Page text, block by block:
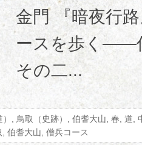
金門 『暗夜行
ースを歩く
その二...
鳥取（史跡） 伯耆大山 春 道
伯耆大山 僧兵コース